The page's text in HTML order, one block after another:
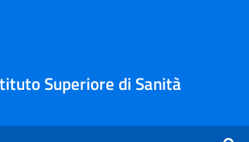
Superiore di Sanità